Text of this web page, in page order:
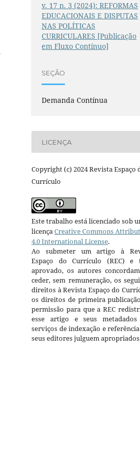
v. 17 n. 3 (2024): REFORMAS
EDUCACIONAIS E DISPUTAS
NAS POLÍTICAS
CURRICULARES [Publicação
em Fluxo Contínuo]
SEÇÃO
Demanda Contínua
LICENÇA
Copyright (c) 2024 Revista Espaço
Currículo
Este trabalho está licenciado sob
licençaCreative Commons
4.0 International License.
Ao submeter um artigo à
Espaço do Currículo (REC) e
aprovado, os autores
ceder, sem remuneração, os
direitos à Revista Espaço do
os direitos de primeira
permissão para que a REC
esse artigo e seus metadados
serviços de indexação e
seus editores julguem